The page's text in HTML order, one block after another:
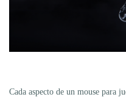
Cada aspecto de un mouse para